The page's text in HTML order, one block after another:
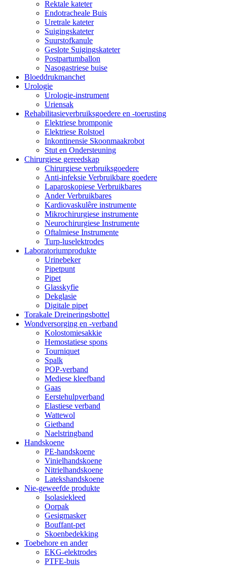
Rektale kateter
Endotracheale Buis
Uretrale kateter
Suigingskateter
Suurstofkanule
Geslote Suigingskateter
Postpartumballon
Nasogastriese buise
Bloeddrukmanchet
Urologie
Urologie-instrument
Uriensak
Rehabilitasieverbruiksgoedere en -toerusting
Elektriese bromponie
Elektriese Rolstoel
Inkontinensie Skoonmaakrobot
Stut en Ondersteuning
Chirurgiese gereedskap
Chirurgiese verbruiksgoedere
Anti-infeksie Verbruikbare goedere
Laparoskopiese Verbruikbares
Ander Verbruikbares
Kardiovaskulêre instrumente
Mikrochirurgiese instrumente
Neurochirurgiese Instrumente
Oftalmiese Instrumente
Turp-luselektrodes
Laboratoriumprodukte
Urinebeker
Pipetpunt
Pipet
Glasskyfie
Dekglasie
Digitale pipet
Torakale Dreineringsbottel
Wondversorging en -verband
Kolostomiesakkie
Hemostatiese spons
Tourniquet
Spalk
POP-verband
Mediese kleefband
Gaas
Eerstehulpverband
Elastiese verband
Wattewol
Gietband
Naelstringband
Handskoene
PE-handskoene
Vinielhandskoene
Nitrielhandskoene
Latekshandskoene
Nie-geweefde produkte
Isolasiekleed
Oorpak
Gesigmasker
Bouffant-pet
Skoenbedekking
Toebehore en ander
EKG-elektrodes
PTFE-buis